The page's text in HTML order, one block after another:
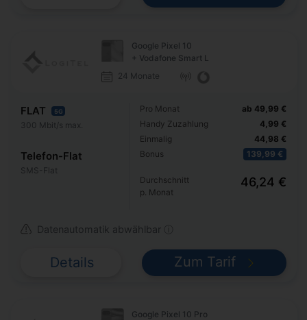
Google Pixel 10
+ Vodafone Smart L
24 Monate
FLAT 5G
300 Mbit/s max.
Telefon-Flat
SMS-Flat
Pro Monat
Handy Zuzahlung
Einmalig
Bonus
ab 49,99 €
4,99 €
44,98 €
139,99 €
Durchschnitt
p. Monat
46,24 €
Datenautomatik abwählbar ⓘ
Details Zum Tarif
Google Pixel 10 Pro